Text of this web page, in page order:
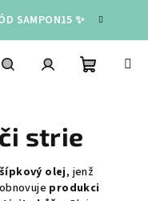
SAMPON15 ✨
strie
šípkový olej, jenž
produkci